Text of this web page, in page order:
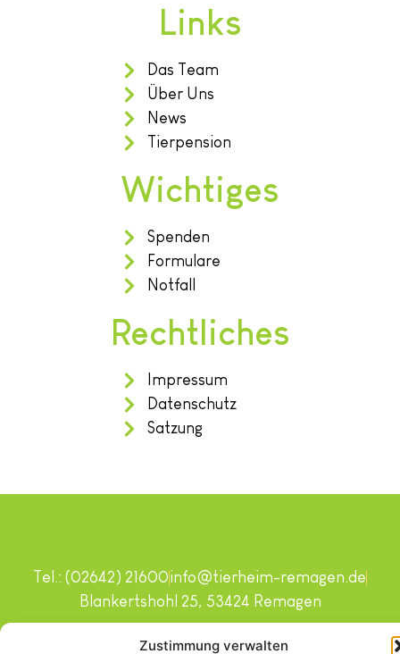
Zustimmung verwalten
Links
Das Team
Über Uns
News
Tierpension
Wichtiges
Spenden
Formulare
Notfall
Rechtliches
Impressum
Datenschutz
Satzung
Copyright © 2024. Alle Rechte vorbehalten.
Tel.: (02642) 21600info@tierheim-remagen.de
Blankertshohl 25, 53424 Remagen